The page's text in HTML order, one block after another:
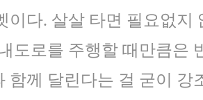
이다. 살살 타면 필요없지
도로를 주행할 때만큼은
함께 달린다는 걸 굳이 강